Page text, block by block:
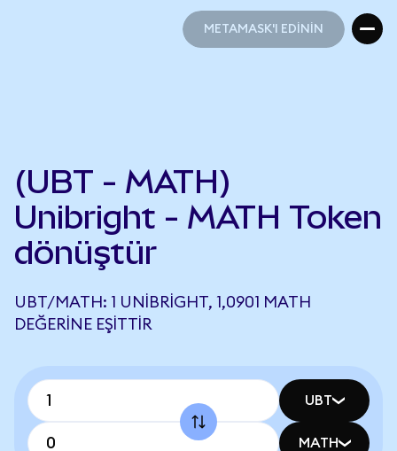
METAMASK'I EDİNİN
(UBT - MATH)
Unibright - MATH Token
dönüştür
UBT/MATH: 1 UNIBRIGHT, 1,0901 MATH
DEĞERINE EŞITTIR
UBT
MATH